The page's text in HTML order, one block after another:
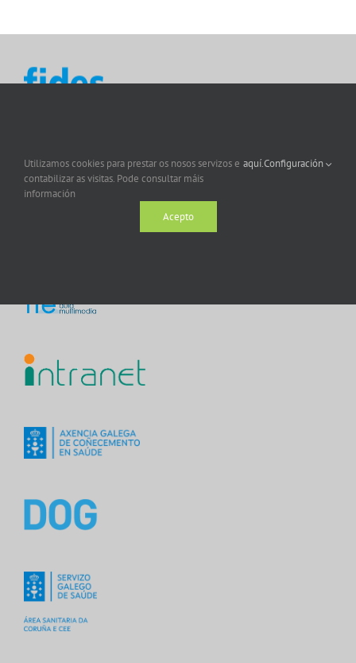
Utilizamos cookies para prestar os nosos servizos e
contabilizar as visitas. Pode consultar máis
información
aquí.Configuración
Acepto